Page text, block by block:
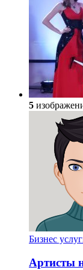
5
Бизнес
Артисты